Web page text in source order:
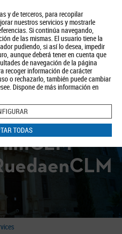
y de terceros, para recopilar
nuestros servicios y mostrarle
Si continúa navegando,
de las mismas. El usuario tiene la
pudiendo, si así lo desea, impedir
aunque deberá tener en cuenta que
de navegación de la página
recoger información de carácter
o rechazarlo, también puede cambiar
Dispone de más información en
TODAS
Aviso Legal Política de Cookies
BUSCAR